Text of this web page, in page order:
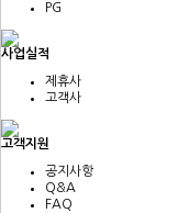
PG
사업실적
제휴사
고객사
고객지원
공지사항
Q&A
FAQ